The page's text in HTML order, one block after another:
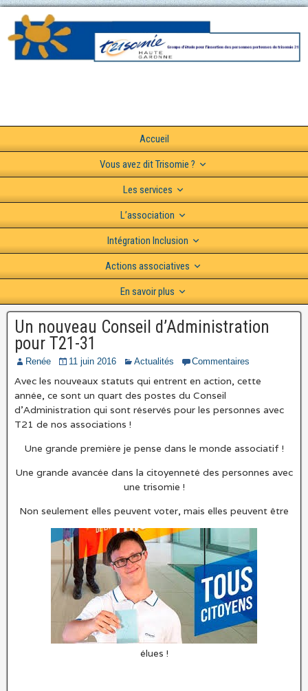
Accueil
Vous avez dit Trisomie ?
Les services
L’association
Intégration Inclusion
Actions associatives
En savoir plus
Un nouveau Conseil d’Administration
pour T21-31
Renée 11 juin 2016 Actualités Commentaires
Avec les nouveaux statuts qui entrent en action, cette
année, ce sont un quart des postes du Conseil
d’Administration qui sont réservés pour les personnes avec
T21 de nos associations !
Une grande première je pense dans le monde associatif !
Une grande avancée dans la citoyenneté des personnes avec
une trisomie !
Non seulement elles peuvent voter, mais elles peuvent être
élues !